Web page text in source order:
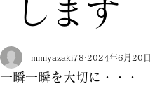
一瞬一瞬を大切に・・・
mmiyazaki78 2024年6月20日
します